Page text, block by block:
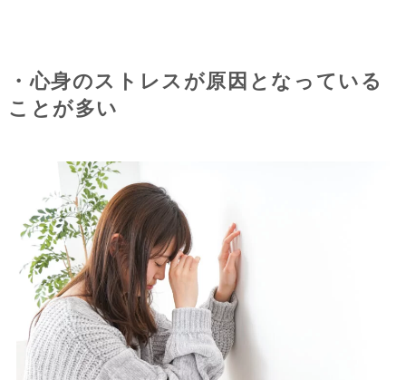
・心身のストレスが原因となっている
ことが多い